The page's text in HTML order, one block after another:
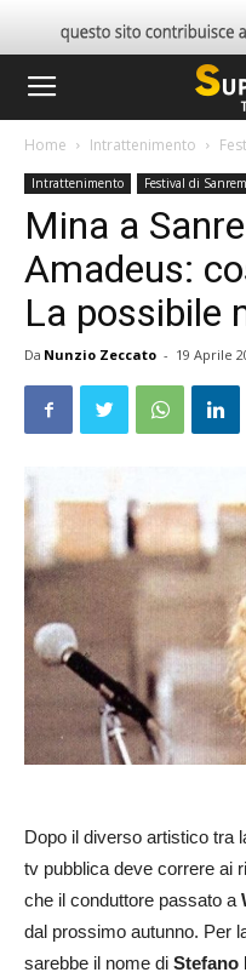
Home Intrattenimento
Intrattenimento Festival di
Mina a
Amadeus:
La possibile
Da Nunzio Zeccato - 19 Aprile
Dopo il diverso artistico tra
tv pubblica deve correre ai
che il conduttore passato a
dal prossimo autunno. Per
sarebbe il nome di Stefano